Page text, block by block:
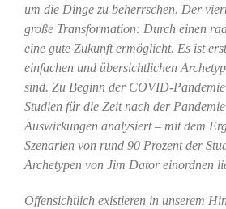
um die Dinge zu beherrschen. Der
große Transformation: Durch einen
eine gute Zukunft ermöglicht. Es ist
einfachen und übersichtlichen
sind. Zu Beginn der COVID-
Studien für die Zeit nach der
Auswirkungen analysiert – mit dem
Szenarien von rund 90 Prozent der
Archetypen von Jim Dator einordnen
Offensichtlich existieren in unserem